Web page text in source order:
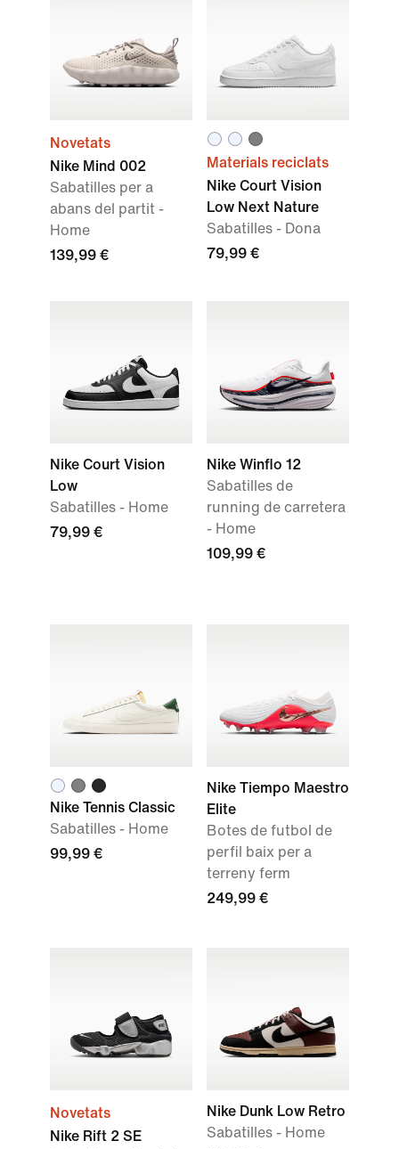
Novetats
Nike Mind 002
Sabatilles per a
abans del partit -
Home
139,99 €
Materials reciclats
Nike Court Vision
Low Next Nature
Sabatilles - Dona
79,99 €
Nike Court Vision
Low
Sabatilles - Home
79,99 €
Nike Winflo 12
Sabatilles de
running de carretera
- Home
109,99 €
Nike Tennis Classic
Sabatilles - Home
99,99 €
Nike Tiempo Maestro
Elite
Botes de futbol de
perfil baix per a
terreny ferm
249,99 €
Novetats
Nike Rift 2 SE
Nike Dunk Low Retro
Sabatilles - Home